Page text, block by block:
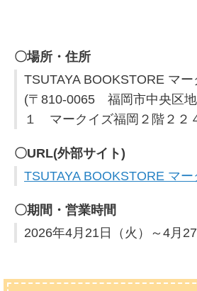
〇場所・住所
TSUTAYA BOOKSTORE マ
(〒810-0065 福岡市中央区地
１ マークイズ福岡２階２２
〇URL(外部サイト)
TSUTAYA BOOKSTORE マ
〇期間・営業時間
2026年4月21日（火）～4月27